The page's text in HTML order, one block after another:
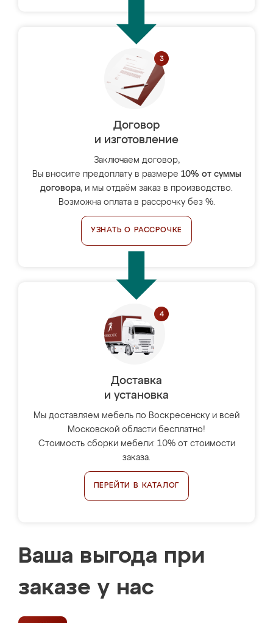
Договор
и изготовление
Заключаем договор,
Вы вносите предоплату в размере 10% от суммы
договора, и мы отдаём заказ в производство.
Возможна оплата в рассрочку без %.
УЗНАТЬ О РАССРОЧКЕ
Доставка
и установка
Мы доставляем мебель по Воскресенску и всей
Московской области бесплатно!
Стоимость сборки мебели: 10% от стоимости
заказа.
ПЕРЕЙТИ В КАТАЛОГ
Ваша выгода при
заказе у нас